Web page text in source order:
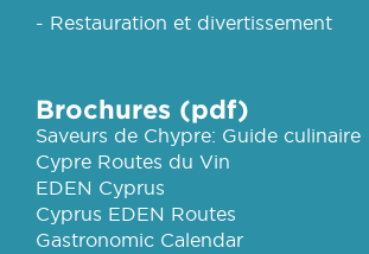
- Restauration et divertissement
Brochures (pdf)
Saveurs de Chypre: Guide culinaire
Cypre Routes du Vin
EDEN Cyprus
Cyprus EDEN Routes
Gastronomic Calendar